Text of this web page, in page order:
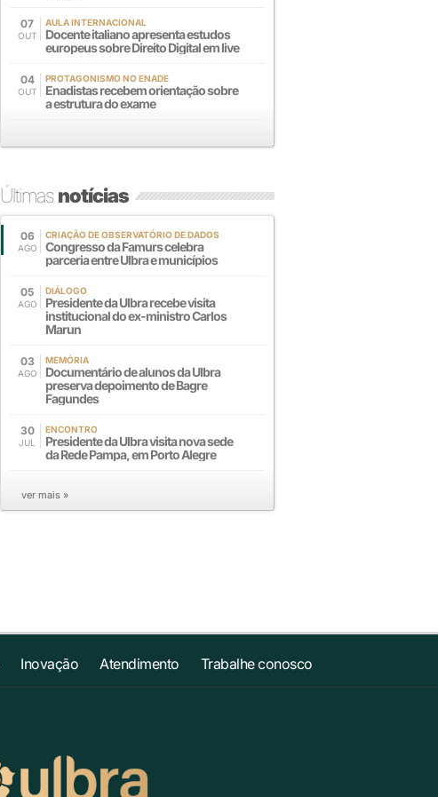
07
OUT
AULA INTERNACIONAL
Docente italiano apresenta estudos
europeus sobre Direito Digital em live
04
OUT
PROTAGONISMO NO ENADE
Enadistas recebem orientação sobre
a estrutura do exame
Últimasnotícias
06
AGO
CRIAÇÃO DE OBSERVATÓRIO DE DADOS
Congresso da Famurs celebra
parceria entre Ulbra e municípios
05
AGO
DIÁLOGO
Presidente da Ulbra recebe visita
institucional do ex-ministro Carlos
Marun
03
AGO
MEMÓRIA
Documentário de alunos da Ulbra
preserva depoimento de Bagre
Fagundes
30
JUL
ENCONTRO
Presidente da Ulbra visita nova sede
da Rede Pampa, em Porto Alegre
ver mais »
Inovação Atendimento Trabalhe conosco